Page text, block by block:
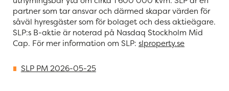
partner som tar ansvar och därmed skapar värden för
såväl hyresgäster som för bolaget och dess aktieägare.
SLP:s B-aktie är noterad på Nasdaq Stockholm Mid
Cap. För mer information om SLP: slproperty.se
SLP PM 2026-05-25